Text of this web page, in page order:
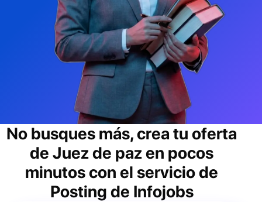
No busques más, crea tu oferta
de Juez de pazen pocos
minutos con el servicio de
Posting de Infojobs